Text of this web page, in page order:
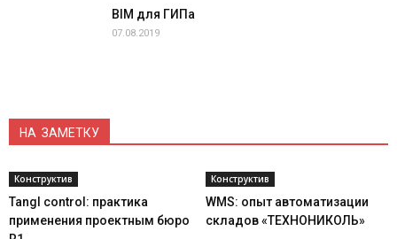
BIM для ГИПа
07.08.2019
НА ЗАМЕТКУ
Конструктив
Tangl control: практика
применения проектным бюро
Конструктив
WMS: опыт автоматизации
складов «ТЕХНОНИКОЛЬ»